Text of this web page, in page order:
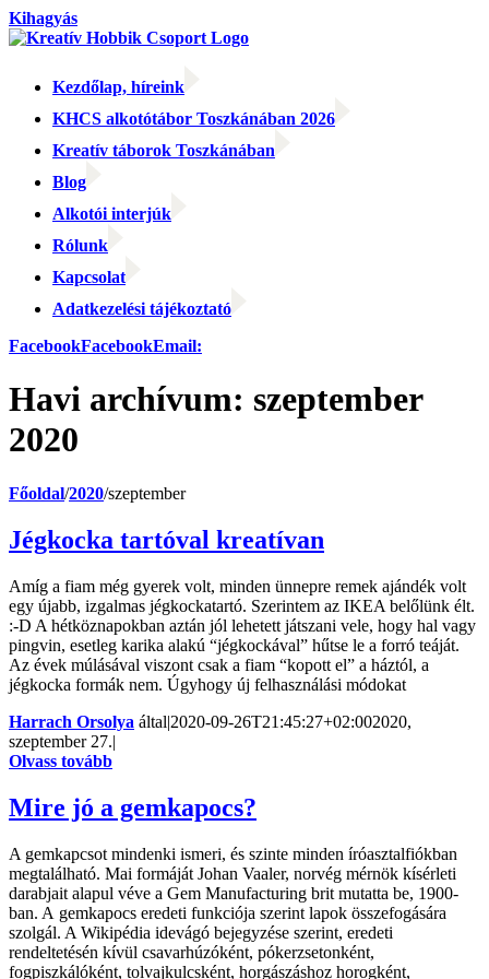
Kihagyás
Kezdőlap, híreink
KHCS alkotótábor Toszkánában 2026
Kreatív táborok Toszkánában
Blog
Alkotói interjúk
Rólunk
Kapcsolat
Adatkezelési tájékoztató
FacebookFacebookEmail:
Havi archívum: szeptember
2020
Főoldal/2020/szeptember
Jégkocka tartóval kreatívan
Amíg a fiam még gyerek volt, minden ünnepre remek ajándék volt
egy újabb, izgalmas jégkockatartó. Szerintem az IKEA belőlünk élt.
:-D A hétköznapokban aztán jól lehetett játszani vele, hogy hal vagy
pingvin, esetleg karika alakú “jégkockával” hűtse le a forró teáját.
Az évek múlásával viszont csak a fiam “kopott el” a háztól, a
jégkocka formák nem. Úgyhogy új felhasználási módokat
Harrach Orsolya által|2020-09-26T21:45:27+02:002020,
szeptember 27.|
Olvass tovább
Mire jó a gemkapocs?
A gemkapcsot mindenki ismeri, és szinte minden íróasztalfiókban
megtalálható. Mai formáját Johan Vaaler, norvég mérnök kísérleti
darabjait alapul véve a Gem Manufacturing brit mutatta be, 1900-
ban. A gemkapocs eredeti funkciója szerint lapok összefogására
szolgál. A Wikipédia idevágó bejegyzése szerint, eredeti
rendeltetésén kívül csavarhúzóként, pókerzsetonként,
fogpiszkálóként, tolvajkulcsként, horgászáshoz horogként,